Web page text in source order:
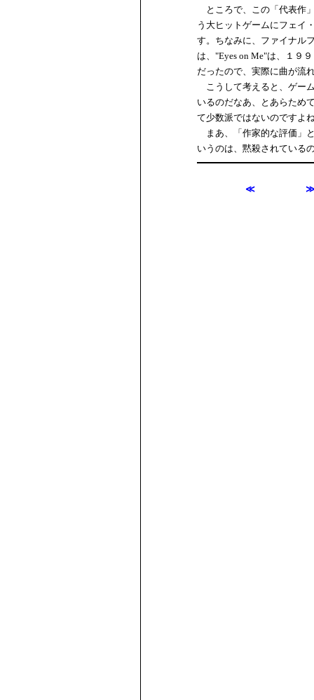
ところで、この「代表作
う大ヒットゲームにフェイ
す。ちなみに、ファイナル
は、"Eyes on Me"は、１９
だったので、実際に曲が流
こうして考えると、ゲー
いるのだなあ、とあらため
て少数派ではないのですよ
まあ、「作家的な評価」
いうのは、黙殺されている
≪